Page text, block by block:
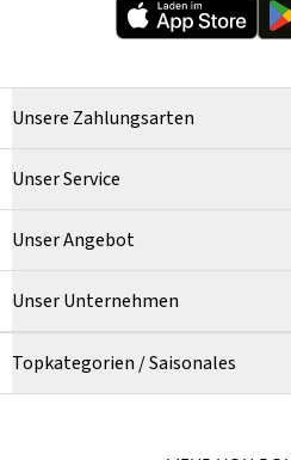
Unsere Zahlungsarten
Unser Service
Unser Angebot
Unser Unternehmen
Topkategorien / Saisonales